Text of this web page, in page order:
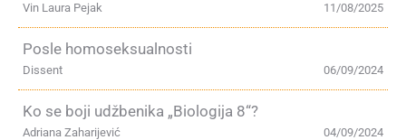
11/08/2025
Vin Laura Pejak
Posle homoseksualnosti
06/09/2024
Dissent
Ko se boji udžbenika „Biologija 8“?
04/09/2024
Adriana Zaharijević